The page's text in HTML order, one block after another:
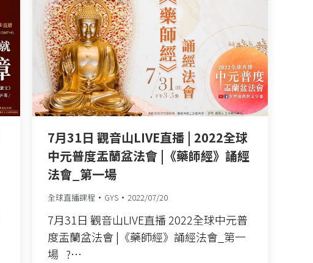
7月31日 觀音山LIVE直播 | 2022全球
中元普度盂蘭盆法會 |《藥師經》誦經
法會_第一場
全球直播課程 GYS 2022/07/20
7月31日 觀音山LIVE直播 2022全球中元普
度盂蘭盆法會 |《藥師經》誦經法會_第一
場 ?…